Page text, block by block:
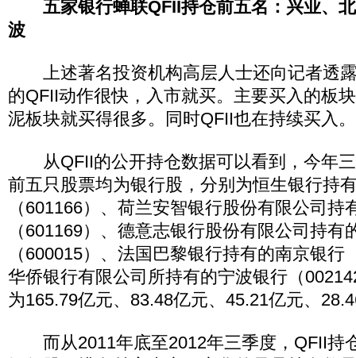
五家银行蝉联QFII持仓前五名：兴业、
波
上述著名投资机构高层人士还向记者透
的QFII动作很快，入市就买。主要买入的板
泥板块就买得很多。同时QFII也在持续买入。
从QFII的公开持仓数据可以看到，今年三
前五只股票均为银行股，分别为恒生银行持
（601166）、荷兰安智银行股份有限公司持
（601169）、德意志银行股份有限公司持有
（600015）、法国巴黎银行持有的南京银行
华侨银行有限公司所持有的宁波银行（
为165.79亿元、83.48亿元、45.21亿元、
而从2011年底至2012年三季度，QFII持